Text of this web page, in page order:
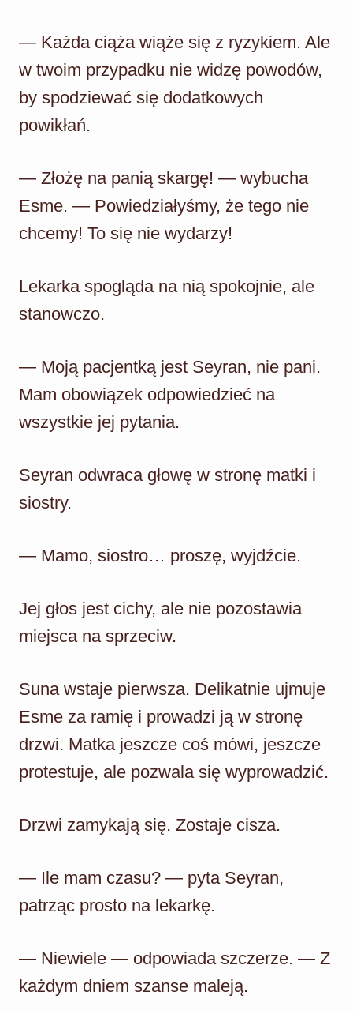
— Każda ciąża wiąże się z ryzykiem. Ale
w twoim przypadku nie widzę powodów,
by spodziewać się dodatkowych
powikłań.
— Złożę na panią skargę! — wybucha
Esme. — Powiedziałyśmy, że tego nie
chcemy! To się nie wydarzy!
Lekarka spogląda na nią spokojnie, ale
stanowczo.
— Moją pacjentką jest Seyran, nie pani.
Mam obowiązek odpowiedzieć na
wszystkie jej pytania.
Seyran odwraca głowę w stronę matki i
siostry.
— Mamo, siostro… proszę, wyjdźcie.
Jej głos jest cichy, ale nie pozostawia
miejsca na sprzeciw.
Suna wstaje pierwsza. Delikatnie ujmuje
Esme za ramię i prowadzi ją w stronę
drzwi. Matka jeszcze coś mówi, jeszcze
protestuje, ale pozwala się wyprowadzić.
Drzwi zamykają się. Zostaje cisza.
— Ile mam czasu? — pyta Seyran,
patrząc prosto na lekarkę.
— Niewiele — odpowiada szczerze. — Z
każdym dniem szanse maleją.